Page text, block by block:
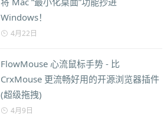
Windows！
4月22日
FlowMouse 心流鼠标手势 - 比
CrxMouse 更流畅好用的开源浏览器插件
(超级拖拽)
4月9日